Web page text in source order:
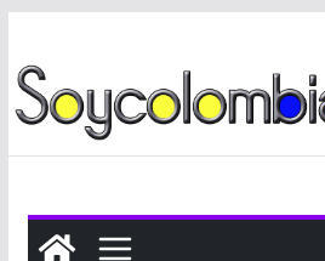
al
contenido